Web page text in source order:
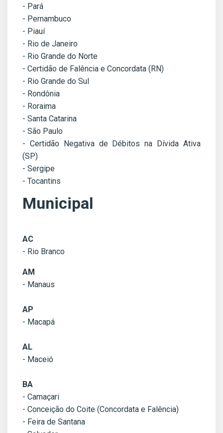
- Pará
- Pernambuco
- Piauí
- Rio de Janeiro
- Rio Grande do Norte
- Certidão de Falência e Concordata (RN)
- Rio Grande do Sul
- Rondônia
- Roraima
- Santa Catarina
- São Paulo
- Certidão Negativa de Débitos na Dívida Ativa
(SP)
- Sergipe
- Tocantins
Municipal
AC
- Rio Branco
AM
- Manaus
AP
- Macapá
AL
- Maceió
BA
- Camaçari
- Conceição do Coite (Concordata e Falência)
- Feira de Santana